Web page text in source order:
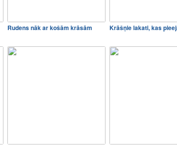
Rudens nāk ar košām krāsām Krāšņie lakati, kas